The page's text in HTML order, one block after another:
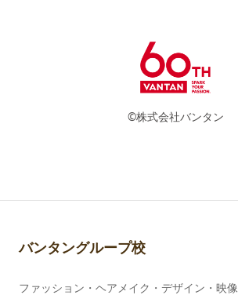
©株式会社バンタン
バンタングループ校
ファッション・ヘアメイク・デザイン・映像